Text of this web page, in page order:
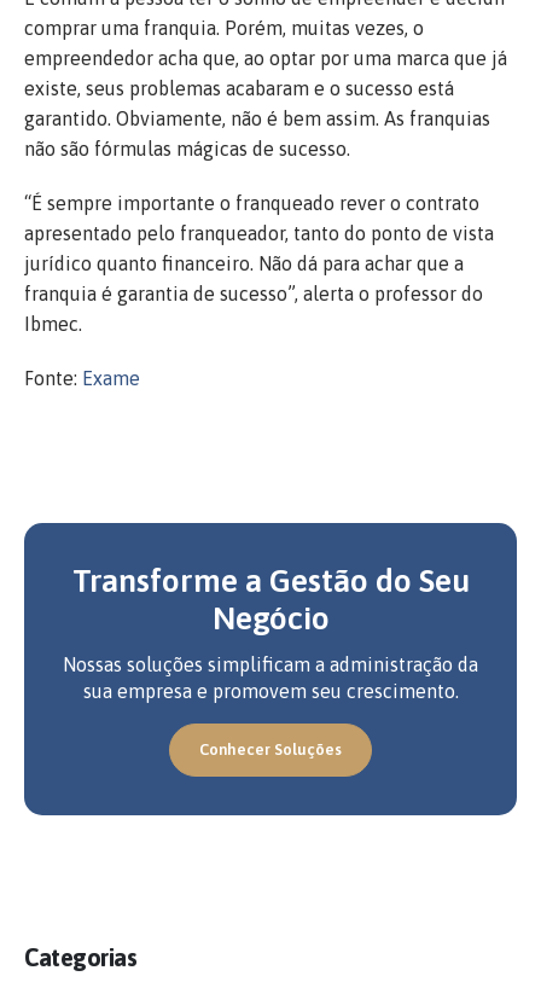
comprar uma franquia. Porém, muitas vezes, o
empreendedor acha que, ao optar por uma marca que já
existe, seus problemas acabaram e o sucesso está
garantido. Obviamente, não é bem assim. As franquias
não são fórmulas mágicas de sucesso.
“É sempre importante o franqueado rever o contrato
apresentado pelo franqueador, tanto do ponto de vista
jurídico quanto financeiro. Não dá para achar que a
franquia é garantia de sucesso”, alerta o professor do
Ibmec.
Fonte: Exame
Transforme a Gestão do Seu
Negócio
Nossas soluções simplificam a administração da
sua empresa e promovem seu crescimento.
Conhecer Soluções
Categorias